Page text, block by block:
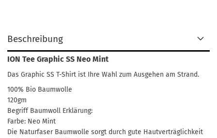
Beschreibung
ION Tee Graphic SS Neo Mint
Das Graphic SS T-Shirt ist Ihre Wahl zum Ausgehen am Strand.
100% Bio Baumwolle
120gm
Begriff Baumwoll Erklärung:
Farbe: Neo Mint
Die Naturfaser Baumwolle sorgt durch gute Hautverträglichkeit